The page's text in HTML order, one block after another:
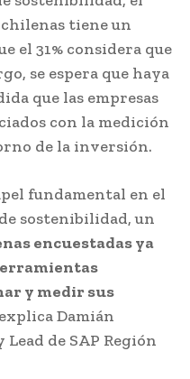
chilenas tiene un
el 31% considera que
se espera que haya
que las empresas
con la medición
de la inversión.
fundamental en el
sostenibilidad, un
encuestadas ya
y medir sus
explica Damián
de SAP Región